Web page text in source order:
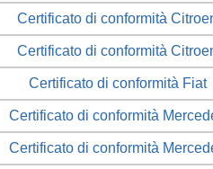
Certificato di conformità
Certificato di conformità
Certificato di conformità Fiat
Certificato di conformità
Certificato di conformità